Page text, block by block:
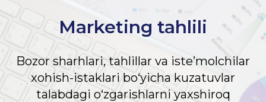
Marketing tahlili
Bozor sharhlari, tahlillar va iste’molchilar
xohish-istaklari bo‘yicha kuzatuvlar
talabdagi o‘zgarishlarni yaxshiroq